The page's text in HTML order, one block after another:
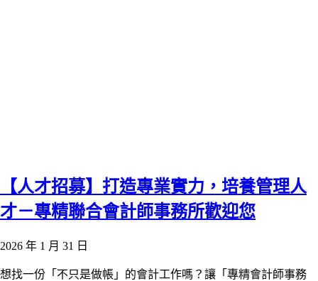
【人才招募】打造專業實力，培養管理人
才－專精聯合會計師事務所歡迎您
2026 年 1 月 31 日
想找一份「不只是做帳」的會計工作嗎？讓「專精會計師事務